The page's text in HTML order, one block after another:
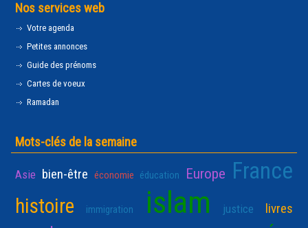
Nos services web
Votre agenda
Petites annonces
Guide des prénoms
Cartes de voeux
Ramadan
Mots-clés de la semaine
Asie bien-être économie éducation Europe France
histoire immigration islam justice livres